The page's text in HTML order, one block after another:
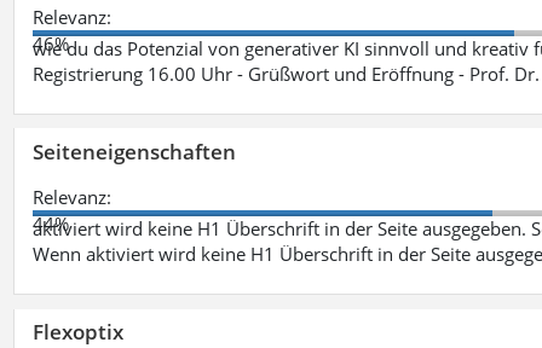
Relevanz:
46%
wie du das Potenzial von generativer KI sinnvoll und kreativ
Registrierung 16.00 Uhr - Grüßwort und Eröffnung - Prof.
Seiteneigenschaften
Relevanz:
44%
aktiviert wird keine H1 Überschrift in der Seite ausgegeben.
Wenn aktiviert wird keine H1 Überschrift in der Seite
Flexoptix